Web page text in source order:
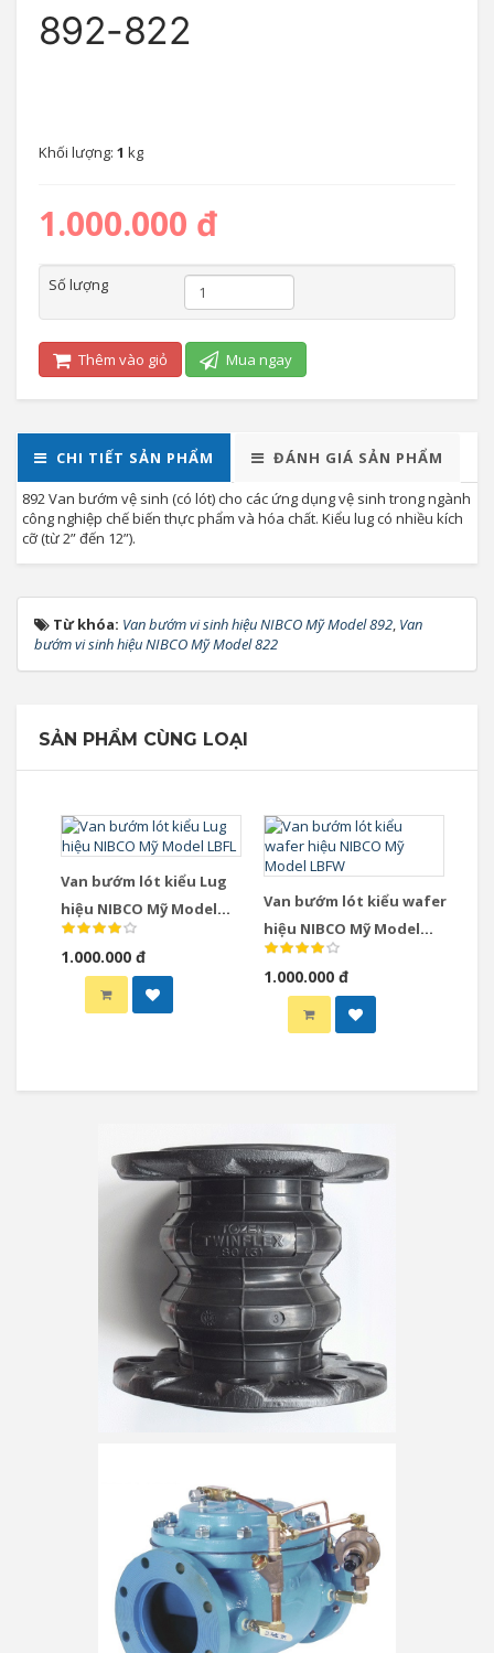
892-822
Khối lượng: 1 kg
1.000.000 đ
Số lượng
Thêm vào giỏ Mua ngay
CHI TIẾT SẢN PHẨM ĐÁNH GIÁ SẢN PHẨM
892 Van bướm vệ sinh (có lót) cho các ứng dụng vệ sinh trong ngành
công nghiệp chế biến thực phẩm và hóa chất. Kiểu lug có nhiều kích
cỡ (từ 2” đến 12”).
Từ khóa: Van bướm vi sinh hiệu NIBCO Mỹ Model 892, Van
bướm vi sinh hiệu NIBCO Mỹ Model 822
SẢN PHẨM CÙNG LOẠI
Van bướm lót kiểu Lug
hiệu NIBCO Mỹ Model
LBFL
1.000.000 đ
Van bướm lót kiểu wafer
hiệu NIBCO Mỹ Model
LBFW
1.000.000 đ